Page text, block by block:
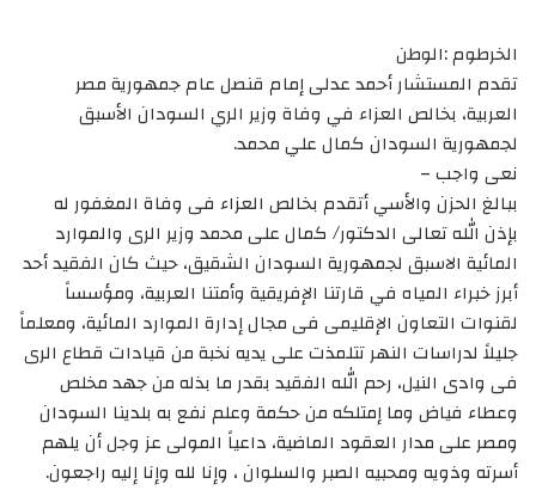
الخرطوم :الوطن
تقدم المستشار أحمد عدلى إمام قنصل عام جمهورية مصر
العربية، بخالص العزاء في وفاة وزير الري السودان الأسبق
لجمهورية السودان كمال علي محمد.
نعى واجب –
ببالغ الحزن والأسي أتقدم بخالص العزاء فى وفاة المغفور له
بإذن الله تعالى الدكتور/ كمال على محمد وزير الرى ‏والموارد
المائية الاسبق لجمهورية السودان الشقيق، حيث كان الفقيد أحد
أبرز خبراء المياه في قارتنا الإفريقية وأمتنا العربية، ومؤسساً
لقنوات التعاون الإقليمى فى مجال إدارة الموارد المائية، ومعلماً
جليلاً لدراسات النهر تتلمذت على يديه نخبة من قيادات قطاع الرى
فى وادى النيل، رحم الله الفقيد بقدر ما بذله من جهد مخلص
وعطاء فياض وما إمتلكه من حكمة وعلم نفع به بلدينا السودان
ومصر على مدار العقود الماضية، داعياً المولى عز وجل أن يلهم
أسرته وذويه ومحبيه الصبر والسلوان ، وإنا لله وإنا إليه راجعون.